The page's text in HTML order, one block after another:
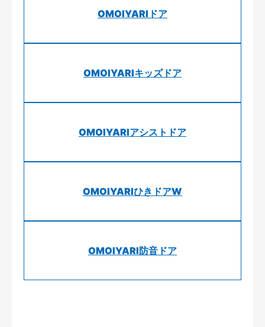
OMOIYARIドア
OMOIYARIキッズドア
OMOIYARIアシストドア
OMOIYARIひきドアW
OMOIYARI防音ドア